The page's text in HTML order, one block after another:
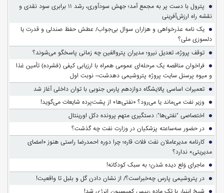
پترول با دست پر به مجمع آمد؛ جهش سودآوری، رشد ۱۱ برابری سود نقدی و
نقشه راه ارزش‌آفرینی
یک نامه عذرخواهی و هزاران سوال بی‌جواب/ عطش حفظ صندلی و قدرت یا
دلسوزی ملی؟
توقف پروژه، تعدیل نیرو؛ مدیران پتروالفین چه زمانی پاسخگو می‌شوند؟
فراخوان مناقصه یک مرحله‌ای عمومی همراه با ارزیابی کیفی (فشرده) تأمین غذا
و میوه پرسنل سایت پروژه پتروشیمی دهدشت– نوبت اول
تعمیرات اساسی پالایشگاه دوازدهم پارس جنوبی با توان داخلی آغاز شد
وزیر نفت می‌ماند یا می‌رود؟ «نفتی‌ها» از پشت‌پرده شایعات می‌گوید!
اختصاصی "نفتی‌ها": دستگیری متهم پرونده دکل اورینتال
در حضور سه‌ساعته پزشکیان در وزارت نفت چه گذشت؟
کارنامه مدیرعاملان نفت فلات قاره؛ چرا دوره احمدرضا راستی هنوز «امضای
مدیریتی» ندارد؟
ماجرای وَلع دیده شدن؛ به سبک کودکانه!
در پتروشیمی پارس چه‌خبراست؟/ از نشان دادن گل و بلبل تا واقعیت!